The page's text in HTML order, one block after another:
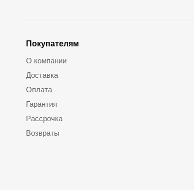
Покупателям
О компании
Доставка
Оплата
Гарантия
Рассрочка
Возвраты